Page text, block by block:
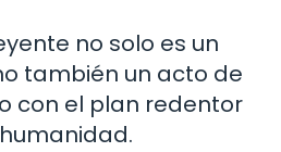
no solo es un
también un acto de
con el plan redentor